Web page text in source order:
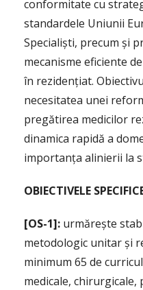
conformitate cu
standardele Uniunii
Specialiști, precum și
mecanisme eficiente
în rezidențiat.
necesitatea unei
pregătirea medicilor
dinamica rapidă a
importanța alinierii la
OBIECTIVELE
[OS-1]: urmărește
metodologic unitar și
minimum 65 de
medicale,